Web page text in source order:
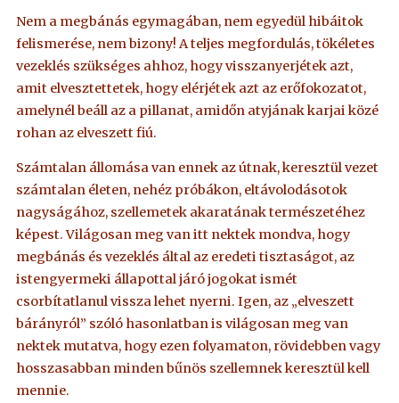
Nem a megbánás egymagában, nem egyedül hibáitok
felismerése, nem bizony! A teljes megfordulás, tökéletes
vezeklés szükséges ahhoz, hogy visszanyerjétek azt,
amit elvesztettetek, hogy elérjétek azt az erőfokozatot,
amelynél beáll az a pillanat, amidőn atyjának karjai közé
rohan az elveszett fiú.
Számtalan állomása van ennek az útnak, keresztül vezet
számtalan életen, nehéz próbákon, eltávolodásotok
nagyságához, szellemetek akaratának természetéhez
képest. Világosan meg van itt nektek mondva, hogy
megbánás és vezeklés által az eredeti tisztaságot, az
istengyermeki állapottal járó jogokat ismét
csorbítatlanul vissza lehet nyerni. Igen, az „elveszett
bárányról” szóló hasonlatban is világosan meg van
nektek mutatva, hogy ezen folyamaton, rövidebben vagy
hosszasabban minden bűnös szellemnek keresztül kell
mennie.